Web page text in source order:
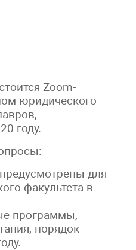
Zoom-
юридического
году.
для
факультета в
программы,
порядок